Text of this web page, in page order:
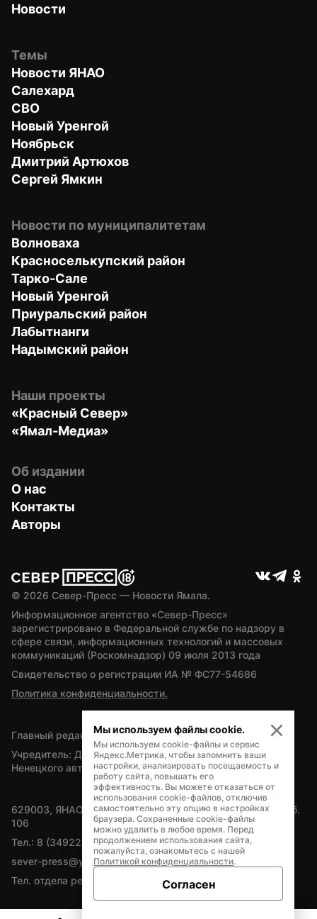
Новости
Темы
Новости ЯНАО
Салехард
СВО
Новый Уренгой
Ноябрьск
Дмитрий Артюхов
Сергей Ямкин
Новости по муниципалитетам
Волноваха
Красноселькупский район
Тарко-Сале
Новый Уренгой
Приуральский район
Лабытнанги
Надымский район
Наши проекты
«Красный Север»
«Ямал-Медиа»
Об издании
О нас
Контакты
Авторы
© 2026 Север-Пресс — Новости Ямала.
Информационное агентство «Север-Пресс»
зарегистрировано в Федеральной службе по надзору в
сфере связи, информационных технологий и массовых
коммуникаций (Роскомнадзор) 09 июля 2013 года
Свидетельство о регистрации ИА № ФС77-54686
Политика конфиденциальности.
Главный редактор — А.Л. Поздеев
Учредитель: Департамент внутренней политики Ямало-
Ненецкого автономного округа
629003, ЯНАО, Салехард, мкр. Богдана Кнунянца, д.1, каб.
106
Тел.: 8 (34922) 71262
sever-press@yamal-media.ru
Тел. отдела рекламы: 8 (34922) 42728
Мы используем файлы cookie.
Мы используем cookie-файлы и сервис
Яндекс.Метрика, чтобы запомнить ваши
настройки, анализировать посещаемость и
работу сайта, повышать его
эффективность. Вы можете отказаться от
использования cookie-файлов, отключив
самостоятельно эту опцию в настройках
браузера. Сохраненные cookie-файлы
можно удалить в любое время. Перед
продолжением использования сайта,
пожалуйста, ознакомьтесь с нашей
Политикой конфиденциальности.
Согласен